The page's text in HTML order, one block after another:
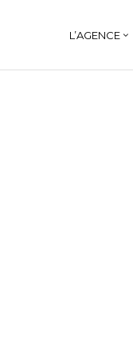
L’AGENCE